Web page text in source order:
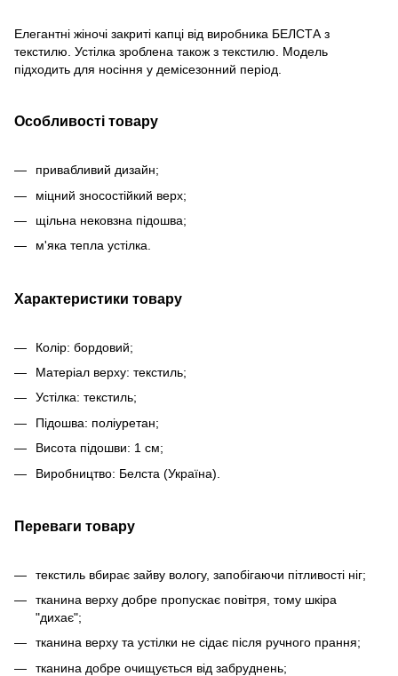
Елегантні жіночі закриті капці від виробника БЕЛСТА з
текстилю. Устілка зроблена також з текстилю. Модель
підходить для носіння у демісезонний період.
Особливості товару
привабливий дизайн;
міцний зносостійкий верх;
щільна нековзна підошва;
м'яка тепла устілка.
Характеристики товару
Колір: бордовий;
Матеріал верху: текстиль;
Устілка: текстиль;
Підошва: поліуретан;
Висота підошви: 1 см;
Виробництво: Белста (Україна).
Переваги товару
текстиль вбирає зайву вологу, запобігаючи пітливості ніг;
тканина верху добре пропускає повітря, тому шкіра
"дихає";
тканина верху та устілки не сідає після ручного прання;
тканина добре очищується від забруднень;